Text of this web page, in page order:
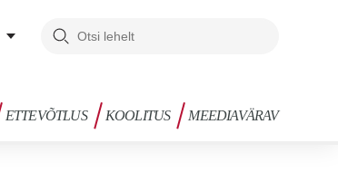
ETTEVÕTLUS KOOLITUS MEEDIAVÄRAV